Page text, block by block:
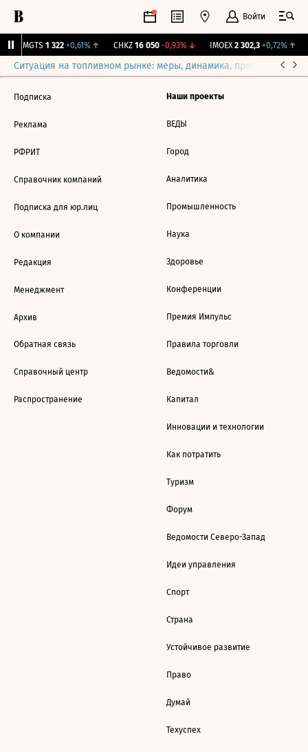
Войти
MGTS 1 322 +0,61%↑ CHKZ 16 050 -0,93%↓ IMOEX 2 302,3 +0,72%↑
Ситуация на топливном рынке: меры, динамика, прогнозы
Подписка
Реклама
РФРИТ
Справочник компаний
Подписка для юр.лиц
О компании
Редакция
Менеджмент
Архив
Обратная связь
Справочный центр
Распространение
Наши проекты
ВЕДЫ
Город
Аналитика
Промышленность
Наука
Здоровье
Конференции
Премия Импульс
Правила торговли
Ведомости&
Капитал
Инновации и технологии
Как потратить
Туризм
Форум
Ведомости Северо-Запад
Идеи управления
Спорт
Страна
Устойчивое развитие
Право
Думай
Техуспех